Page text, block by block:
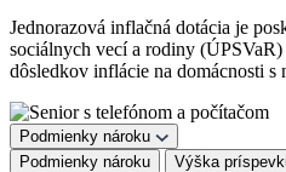
Jednorazová inflačná dotácia je
sociálnych vecí a rodiny
dôsledkov inflácie na domácnosti s
Podmienky nároku
Podmienky nároku
Výška